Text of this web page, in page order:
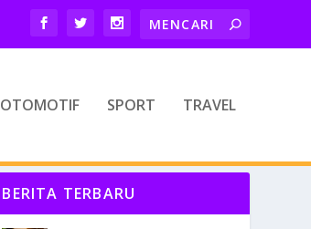
OTOMOTIF SPORT TRAVEL
BERITA TERBARU